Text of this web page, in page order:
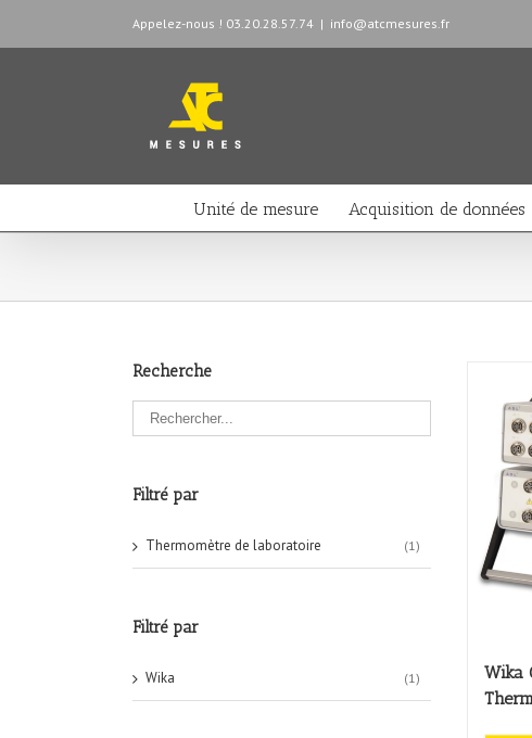
Appelez-nous ! 03.20.28.57.74 | info@atcmesures.fr
Unité de mesure Acquisition de données
Wika
Recherche
Filtré par
Thermomètre de laboratoire (1)
Filtré par
Wika (1)